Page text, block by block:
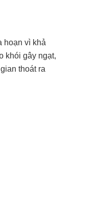
hoạn vì khả
khói gây ngạt,
thoát ra